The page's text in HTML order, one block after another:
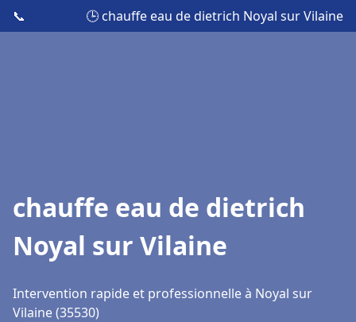
📞 🕒 chauffe eau de dietrich Noyal sur Vilaine
chauffe eau de dietrich
Noyal sur Vilaine
Intervention rapide et professionnelle à Noyal sur
Vilaine (35530)